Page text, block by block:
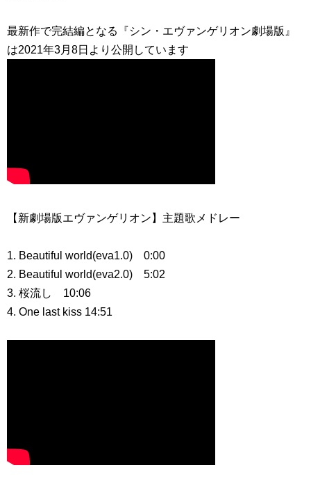
最新作で完結編となる『シン・エヴァンゲリオン劇場版』
は2021年3月8日より公開しています
【新劇場版エヴァンゲリオン】主題歌メドレー
1. Beautiful world(eva1.0) 0:00​
2. Beautiful world(eva2.0) 5:02​
3. 桜流し 10:06​
4. One last kiss 14:51